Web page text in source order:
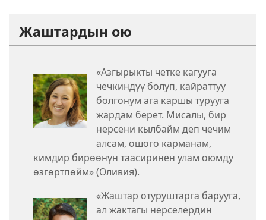
Жаштардын ою
«Азгырыкты четке кагууга
чечкиндүү болуп, кайраттуу
болгонум ага каршы турууга
жардам берет. Мисалы, бир
нерсени кылбайм деп чечим
алсам, ошого карманам,
кимдир бирөөнүн таасиринен улам оюмду
өзгөртпөйм» (Оливия).
«Жаштар отуруштарга барууга,
ал жактагы нерселердин